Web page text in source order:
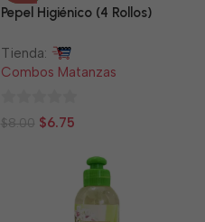
Pepel Higiénico (4 Rollos)
Tienda:
Combos Matanzas
0
$8.00 $6.75